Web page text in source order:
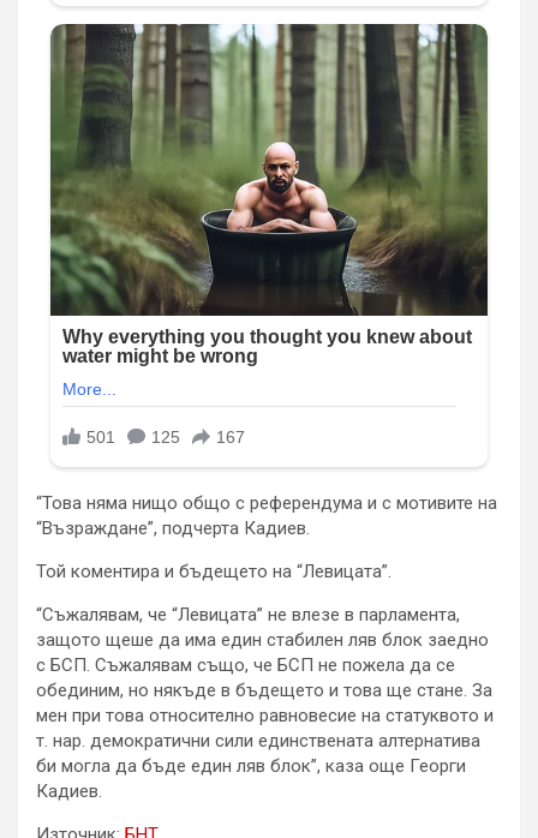
“Това няма нищо общо с референдума и с мотивите на
“Възраждане”, подчерта Кадиев.
Той коментира и бъдещето на “Левицата”.
“Съжалявам, че “Левицата” не влезе в парламента,
защото щеше да има един стабилен ляв блок заедно
с БСП. Съжалявам също, че БСП не пожела да се
обединим, но някъде в бъдещето и това ще стане. За
мен при това относително равновесие на статуквото и
т. нар. демократични сили единствената алтернатива
би могла да бъде един ляв блок”, каза още Георги
Кадиев.